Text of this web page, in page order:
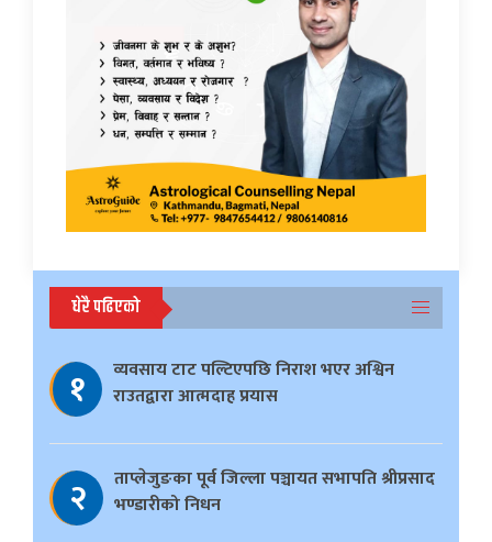
धेरै पढिएको
१
व्यवसाय टाट पल्टिएपछि निराश भएर अश्विन
राउतद्वारा आत्मदाह प्रयास
२
ताप्लेजुङका पूर्व जिल्ला पञ्चायत सभापति श्रीप्रसाद
भण्डारीको निधन